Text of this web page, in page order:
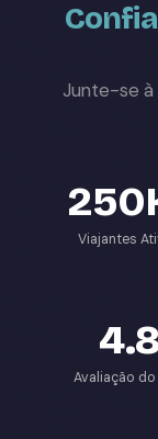
Junte-se à
Viajantes
4.8
Avaliação